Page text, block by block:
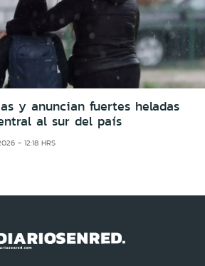
y anuncian fuertes heladas
al sur del país
- 12:18 HRS